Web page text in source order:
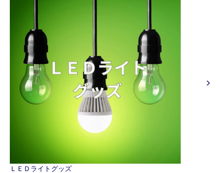
ＬＥＤライトグッズ